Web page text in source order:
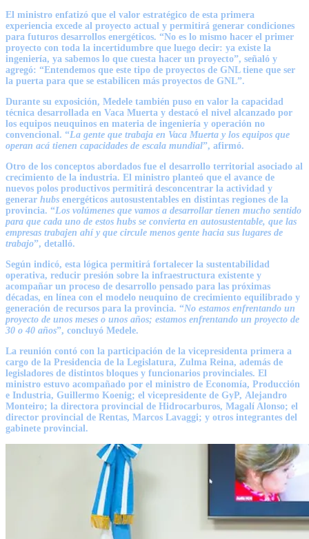
El ministro enfatizó que el valor estratégico de esta primera
experiencia excede al proyecto actual y permitirá generar condiciones
para futuros desarrollos energéticos. “No es lo mismo hacer el primer
proyecto con toda la incertidumbre que luego decir: ya existe la
ingeniería, ya sabemos lo que cuesta hacer un proyecto”, señaló y
agregó: “Entendemos que este tipo de proyectos de GNL tiene que ser
la puerta para que se estabilicen más proyectos de GNL”.
Durante su exposición, Medele también puso en valor la capacidad
técnica desarrollada en Vaca Muerta y destacó el nivel alcanzado por
los equipos neuquinos en materia de ingeniería y operación no
convencional. “La gente que trabaja en Vaca Muerta y los equipos que
operan acá tienen capacidades de escala mundial”, afirmó.
Otro de los conceptos abordados fue el desarrollo territorial asociado al
crecimiento de la industria. El ministro planteó que el avance de
nuevos polos productivos permitirá desconcentrar la actividad y
generar hubs energéticos autosustentables en distintas regiones de la
provincia. “Los volúmenes que vamos a desarrollar tienen mucho sentido
para que cada uno de estos hubs se convierta en autosustentable, que las
empresas trabajen ahí y que circule menos gente hacia sus lugares de
trabajo”, detalló.
Según indicó, esta lógica permitirá fortalecer la sustentabilidad
operativa, reducir presión sobre la infraestructura existente y
acompañar un proceso de desarrollo pensado para las próximas
décadas, en línea con el modelo neuquino de crecimiento equilibrado y
generación de recursos para la provincia. “No estamos enfrentando un
proyecto de unos meses o unos años; estamos enfrentando un proyecto de
30 o 40 años”, concluyó Medele.
La reunión contó con la participación de la vicepresidenta primera a
cargo de la Presidencia de la Legislatura, Zulma Reina, además de
legisladores de distintos bloques y funcionarios provinciales. El
ministro estuvo acompañado por el ministro de Economía, Producción
e Industria, Guillermo Koenig; el vicepresidente de GyP, Alejandro
Monteiro; la directora provincial de Hidrocarburos, Magalí Alonso; el
director provincial de Rentas, Marcos Lavaggi; y otros integrantes del
gabinete provincial.